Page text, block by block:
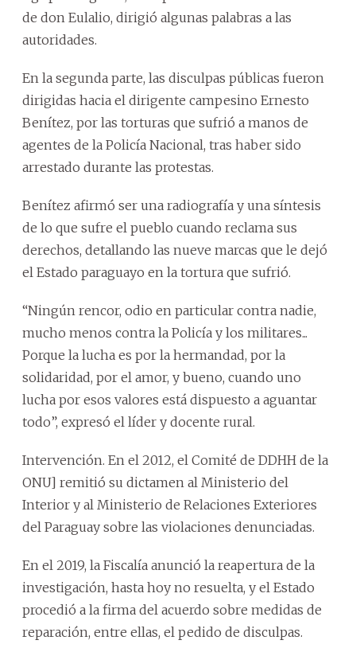
de don Eulalio, dirigió algunas palabras a las
autoridades.
En la segunda parte, las disculpas públicas fueron
dirigidas hacia el dirigente campesino Ernesto
Benítez, por las torturas que sufrió a manos de
agentes de la Policía Nacional, tras haber sido
arrestado durante las protestas.
Benítez afirmó ser una radiografía y una síntesis
de lo que sufre el pueblo cuando reclama sus
derechos, detallando las nueve marcas que le dejó
el Estado paraguayo en la tortura que sufrió.
“Ningún rencor, odio en particular contra nadie,
mucho menos contra la Policía y los militares...
Porque la lucha es por la hermandad, por la
solidaridad, por el amor, y bueno, cuando uno
lucha por esos valores está dispuesto a aguantar
todo”, expresó el líder y docente rural.
Intervención. En el 2012, el Comité de DDHH de la
ONU] remitió su dictamen al Ministerio del
Interior y al Ministerio de Relaciones Exteriores
del Paraguay sobre las violaciones denunciadas.
En el 2019, la Fiscalía anunció la reapertura de la
investigación, hasta hoy no resuelta, y el Estado
procedió a la firma del acuerdo sobre medidas de
reparación, entre ellas, el pedido de disculpas.